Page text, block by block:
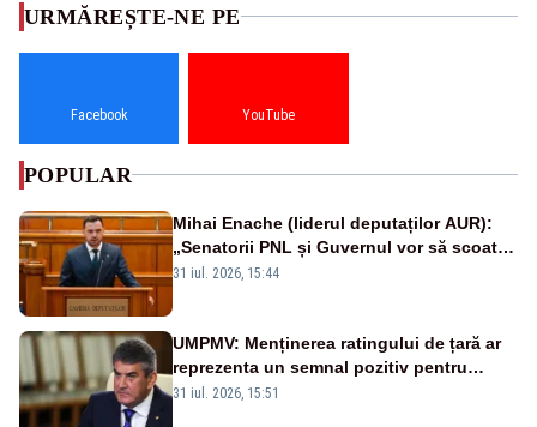
URMĂREȘTE-NE PE
Facebook YouTube
POPULAR
Mihai Enache (liderul deputaților AUR):
„Senatorii PNL și Guvernul vor să scoată
la vânzare bunuri publice pentru a stinge
31 iul. 2026, 15:44
UMPMV: Menținerea ratingului de țară ar
reprezenta un semnal pozitiv pentru
România. Autoritățile trebuie să continue
31 iul. 2026, 15:51